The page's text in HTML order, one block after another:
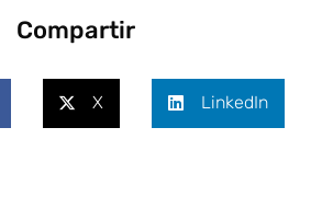
Compartir
X LinkedIn